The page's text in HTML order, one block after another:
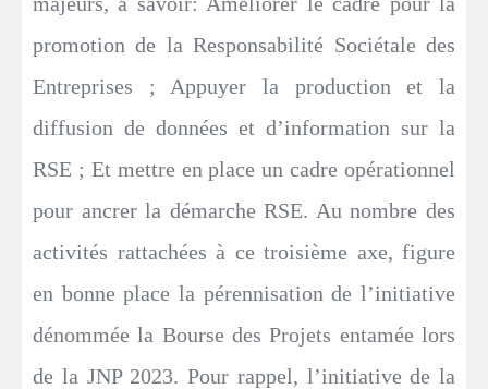
promotion de la Responsabilité Sociétale des
Entreprises ; Appuyer la production et la
diffusion de données et d’information sur la
RSE ; Et mettre en place un cadre opérationnel
pour ancrer la démarche RSE. Au nombre des
activités rattachées à ce troisième axe, figure
en bonne place la pérennisation de l’initiative
dénommée la Bourse des Projets entamée lors
de la JNP 2023. Pour rappel, l’initiative de la